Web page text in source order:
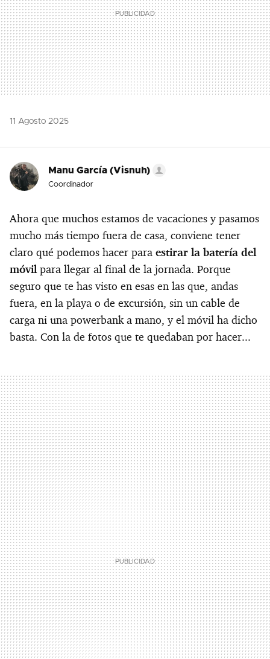
11 Agosto 2025
Manu García (Visnuh)
Coordinador
Ahora que muchos estamos de vacaciones y pasamos
mucho más tiempo fuera de casa, conviene tener
claro qué podemos hacer para estirar la batería del
móvilpara llegar al final de la jornada. Porque
seguro que te has visto en esas en las que, andas
fuera, en la playa o de excursión, sin un cable de
carga ni una powerbank a mano, y el móvil ha dicho
basta. Con la de fotos que te quedaban por hacer...